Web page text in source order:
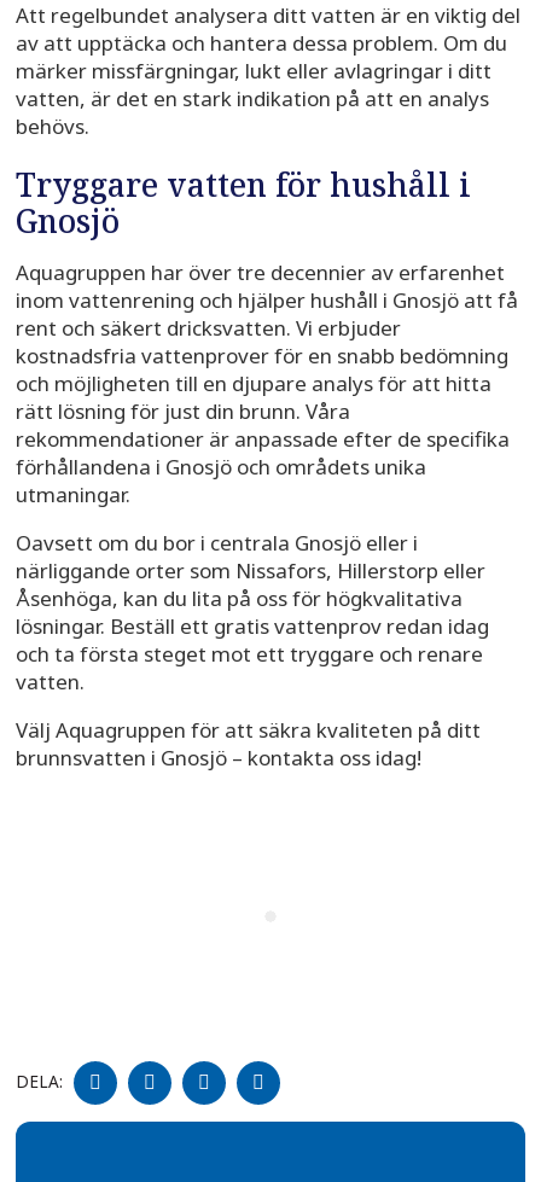
Att regelbundet analysera ditt vatten är en viktig del
av att upptäcka och hantera dessa problem. Om du
märker missfärgningar, lukt eller avlagringar i ditt
vatten, är det en stark indikation på att en analys
behövs.
Tryggare vatten för hushåll i
Gnosjö
Aquagruppen har över tre decennier av erfarenhet
inom vattenrening och hjälper hushåll i Gnosjö att få
rent och säkert dricksvatten. Vi erbjuder
kostnadsfria vattenprover för en snabb bedömning
och möjligheten till en djupare analys för att hitta
rätt lösning för just din brunn. Våra
rekommendationer är anpassade efter de specifika
förhållandena i Gnosjö och områdets unika
utmaningar.
Oavsett om du bor i centrala Gnosjö eller i
närliggande orter som Nissafors, Hillerstorp eller
Åsenhöga, kan du lita på oss för högkvalitativa
lösningar. Beställ ett gratis vattenprov redan idag
och ta första steget mot ett tryggare och renare
vatten.
Välj Aquagruppen för att säkra kvaliteten på ditt
brunnsvatten i Gnosjö – kontakta oss idag!
DELA:
DELA
PÅ
FACEBOOK
DELA
PÅ
TWITTER
DELA
PÅ
LINKEDIN
DELA
PÅ
PINTEREST